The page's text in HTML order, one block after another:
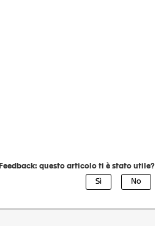
Feedback: questo articolo ti è stato utile?